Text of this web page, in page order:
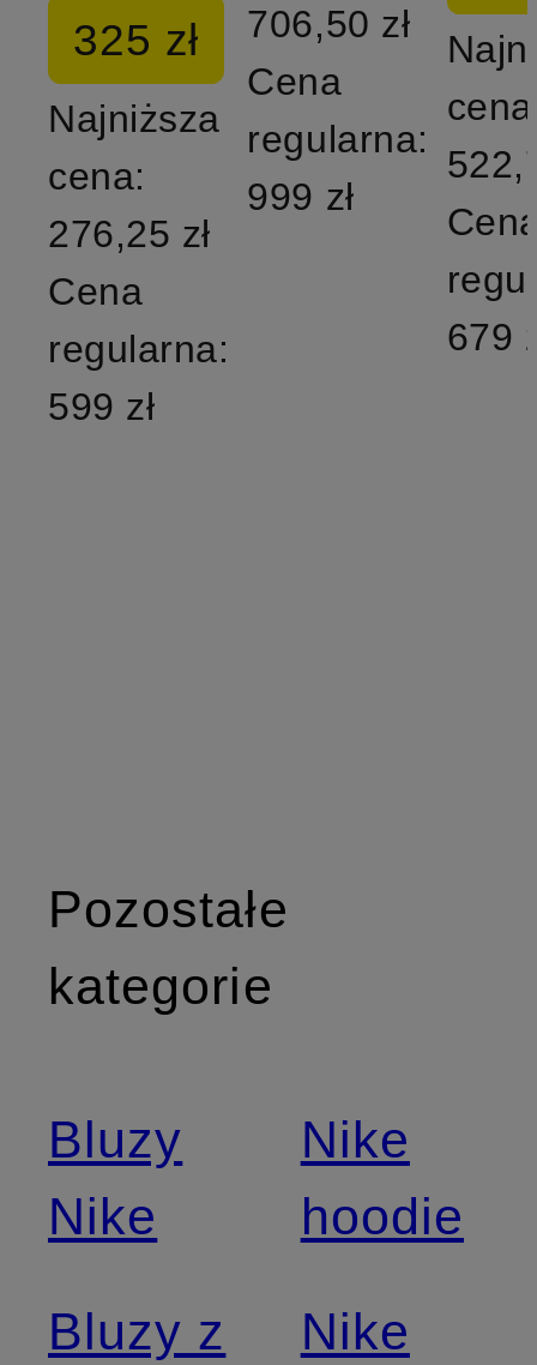
325 zł
Najniższa
cena:
276,25 zł
Cena
regularna:
599 zł
706,50 zł
Cena
regularna:
999 zł
679
Pozostałe
kategorie
Bluzy
Nike
Bluzy z
Nike
hoodie
Nike